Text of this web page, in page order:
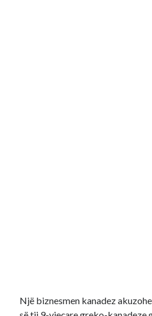
Një biznesmen kanadez